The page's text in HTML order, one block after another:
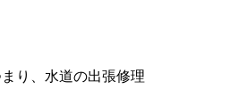
り、水道の出張修理